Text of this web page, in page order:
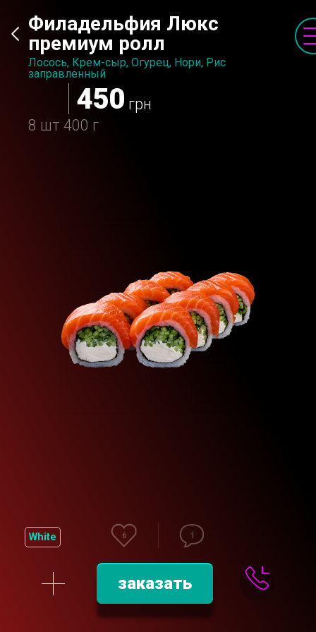
Филадельфия Люкс
премиум ролл
Лосось, Крем-сыр, Огурец, Нори, Рис
заправленный
450 грн
8 шт 400 г
White 6 1
заказать